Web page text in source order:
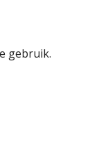
gebruik.